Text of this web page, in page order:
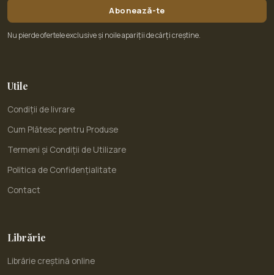
Abonează-te
Nu pierde ofertele exclusive și noile apariții de cărți creștine.
Utile
Condiții de livrare
Cum Plătesc pentru Produse
Termeni și Condiții de Utilizare
Politica de Confidențialitate
Contact
Librărie
Librărie creștină online